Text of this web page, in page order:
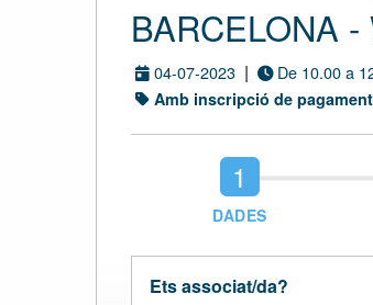
BARCELONA
04-07-2023 | De 10.00 a
Amb inscripció de pagament
DADES
Ets associat/da?